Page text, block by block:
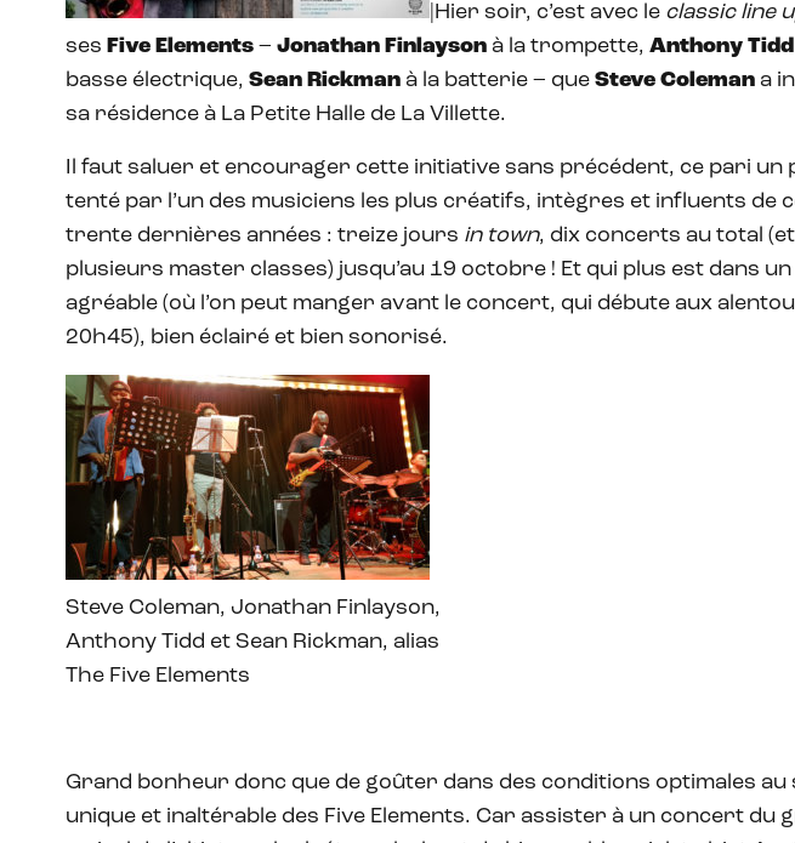
|Hier soir, c’est avec le classic line
ses Five Elements – Jonathan Finlayson à la trompette, Anthony Tidd
basse électrique, Sean Rickman à la batterie – que Steve Coleman a
sa résidence à La Petite Halle de La Villette.
Il faut saluer et encourager cette initiative sans précédent, ce pari un
tenté par l’un des musiciens les plus créatifs, intègres et influents de
trente dernières années : treize jours in town, dix concerts au total (et
plusieurs master classes) jusqu’au 19 octobre ! Et qui plus est dans un
agréable (où l’on peut manger avant le concert, qui débute aux
20h45), bien éclairé et bien sonorisé.
Steve Coleman, Jonathan Finlayson,
Anthony Tidd et Sean Rickman, alias
The Five Elements
Grand bonheur donc que de goûter dans des conditions optimales au
unique et inaltérable des Five Elements. Car assister à un concert du